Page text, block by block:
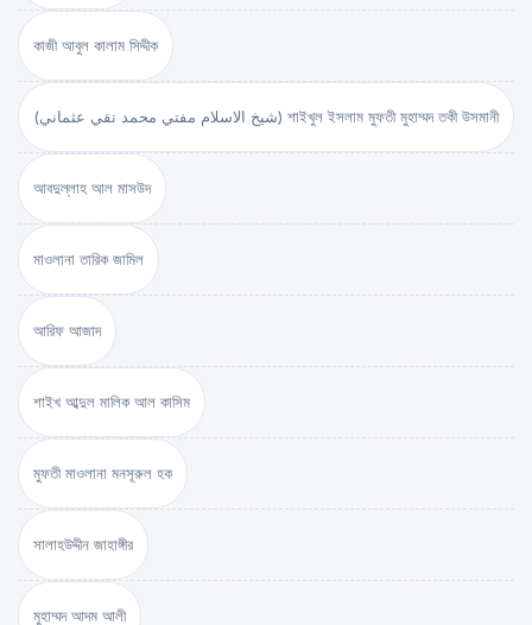
কাজী আবুল কালাম সিদ্দীক
(شيخ الاسلام مفتي محمد تقي عثماني) শাইখুল ইসলাম মুফতী মুহাম্মদ তকী উসমানী
আবদুল্লাহ আল মাসউদ
মাওলানা তারিক জামিল
আরিফ আজাদ
শাইখ আব্দুল মালিক আল কাসিম
মুফতী মাওলানা মনসূরুল হক
সালাহউদ্দীন জাহাঙ্গীর
মুহাম্মদ আদম আলী